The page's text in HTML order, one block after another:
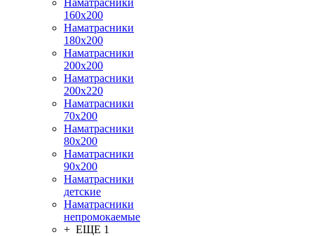
Наматрасники
160х200
Наматрасники
180х200
Наматрасники
200х200
Наматрасники
200х220
Наматрасники
70х200
Наматрасники
80х200
Наматрасники
90х200
Наматрасники
детские
Наматрасники
непромокаемые
+ ЕЩЕ 1